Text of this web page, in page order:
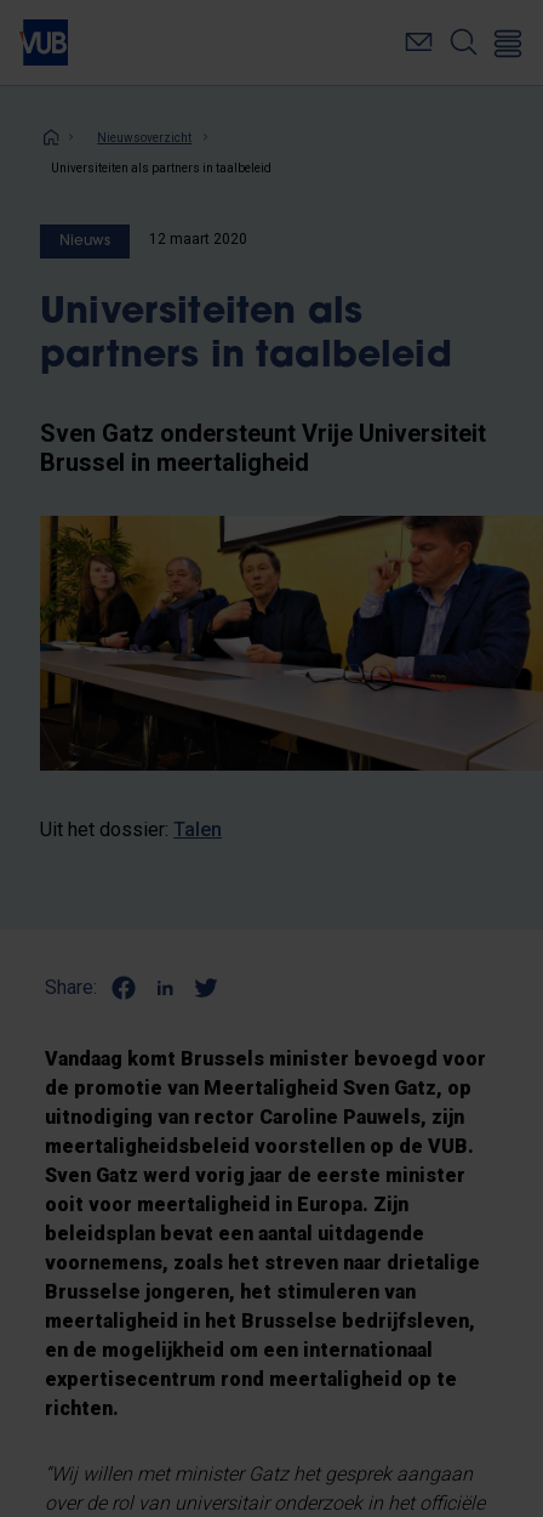
Overslaan
naar
inhoudKruimelpad
Nieuwsoverzicht
Universiteiten als partners in taalbeleid
Nieuws 12 maart 2020
Universiteiten als
partners in taalbeleid
Sven Gatz ondersteunt Vrije Universiteit
Brussel in meertaligheid
Uit het dossier: Talen
Share:
Vandaag komt Brussels minister bevoegd voor
de promotie van Meertaligheid Sven Gatz, op
uitnodiging van rector Caroline Pauwels, zijn
meertaligheidsbeleid voorstellen op de VUB.
Sven Gatz werd vorig jaar de eerste minister
ooit voor meertaligheid in Europa. Zijn
beleidsplan bevat een aantal uitdagende
voornemens, zoals het streven naar drietalige
Brusselse jongeren, het stimuleren van
meertaligheid in het Brusselse bedrijfsleven,
en de mogelijkheid om een internationaal
expertisecentrum rond meertaligheid op te
richten.
“Wij willen met minister Gatz het gesprek aangaan
over de rol van universitair onderzoek in het officiële